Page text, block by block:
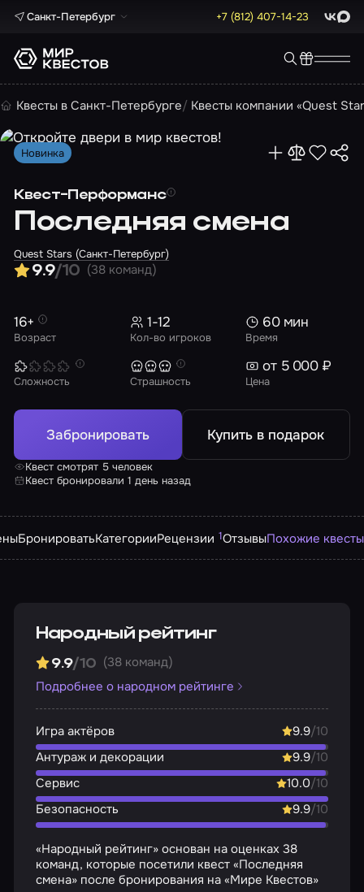
Санкт-Петербург +7 (812) 407-14-23 Max
Квесты в Санкт-Петербурге Квесты компании «Quest
Новинка
Квест-Перформанс
Последняя смена
Quest Stars (Санкт-Петербург)
9.9/10 (38 команд)
Возраст
16+
Кол-во игроков
1-12
Время
60 мин
Сложность Страшность Цена
от 5 000 ₽
Забронировать Купить в подарок
Квест смотрят 5 человек
Квест бронировали 1 день назад
БронироватьКатегорииРецензии 1ОтзывыПохожие квесты
Народный рейтинг
9.9/10 (38 команд)
Подробнее о народном рейтинге
Игра актёров 9.9/10
Антураж и декорации
9.9/10
Сервис
10.0/10
Безопасность
9.9/10
«Народный рейтинг» основан на оценках 38
команд, которые посетили квест «Последняя
смена» после бронирования на «Мире Квестов»